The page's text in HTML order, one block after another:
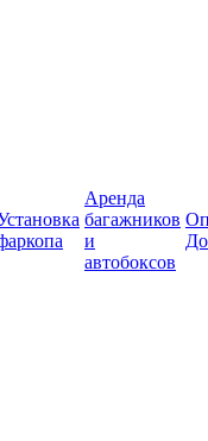
Аренда
багажников
и
автобоксов